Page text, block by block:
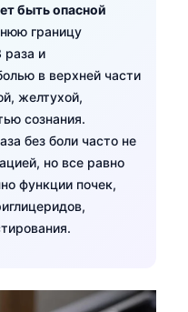
быть опасной
границу
раза и
в верхней части
желтухой,
сознания.
без боли часто не
но все равно
функции почек,